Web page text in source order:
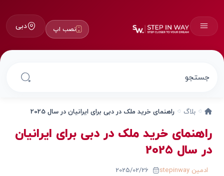
نصب اپ دبی
بلاگ راهنمای خرید ملک در دبی برای ایرانیان در سال 2025
راهنمای خرید ملک در دبی برای ایرانیان
در سال 2025
ادمین stepinway